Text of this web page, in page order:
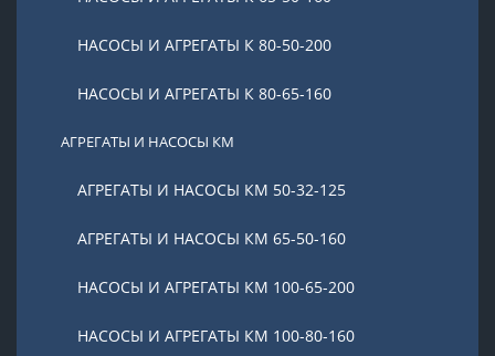
НАСОСЫ И АГРЕГАТЫ К 80-50-200
НАСОСЫ И АГРЕГАТЫ К 80-65-160
АГРЕГАТЫ И НАСОСЫ КМ
АГРЕГАТЫ И НАСОСЫ КМ 50-32-125
АГРЕГАТЫ И НАСОСЫ КМ 65-50-160
НАСОСЫ И АГРЕГАТЫ КМ 100-65-200
НАСОСЫ И АГРЕГАТЫ КМ 100-80-160